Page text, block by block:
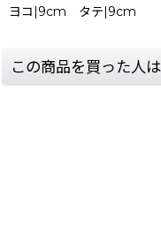
ヨコ|9cm タテ|9cm
この商品を買った人